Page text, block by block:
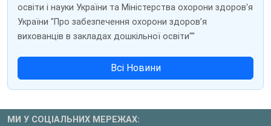
освіти і науки України та Міністерства охорони здоров'я
України "Про забезпечення охорони здоров’я
вихованців в закладах дошкільної освіти""
Всі Новини
МИ У СОЦІАЛЬНИХ МЕРЕЖАХ: